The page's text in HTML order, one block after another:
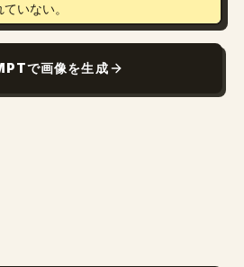
いない。
描写すること。
で画像を生成